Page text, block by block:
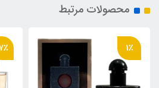
محصولات مرتبط
17٪